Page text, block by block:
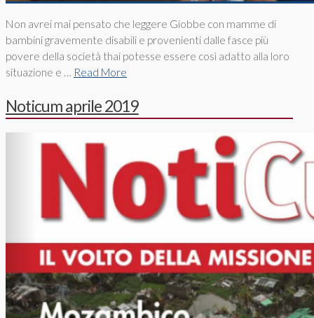
Non avrei mai pensato che leggere Giobbe con mamme di
bambini gravemente disabili e provenienti dalle fasce più
povere della società thai potesse essere così adatto alla loro
situazione e … Read More
Noticum aprile 2019